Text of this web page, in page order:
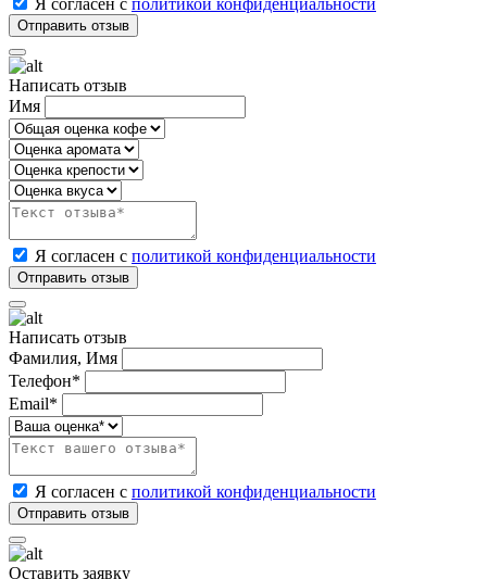
Написать отзыв
Имя
Я согласен с политикой конфиденциальности
Написать отзыв
Фамилия, Имя
Телефон*
Email*
Я согласен с политикой конфиденциальности
Оставить заявку